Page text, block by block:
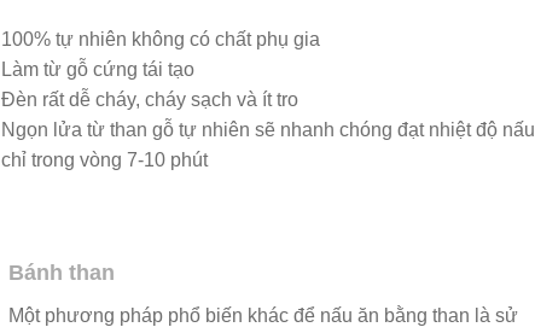
100% tự nhiên không có chất phụ gia
Làm từ gỗ cứng tái tạo
Đèn rất dễ cháy, cháy sạch và ít tro
Ngọn lửa từ than gỗ tự nhiên sẽ nhanh chóng đạt nhiệt độ nấu
chỉ trong vòng 7-10 phút
Bánh than
Một phương pháp phổ biến khác để nấu ăn bằng than là sử